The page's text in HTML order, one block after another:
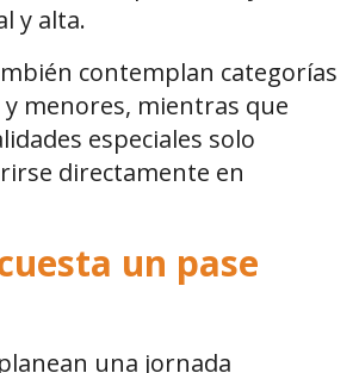
y alta.
contemplan categorías
menores, mientras que
especiales solo
directamente en
un pase
una jornada